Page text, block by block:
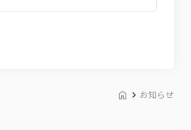
お知らせ